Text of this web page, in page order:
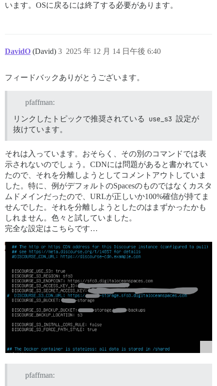
います。OSに戻るには終了する必要があります。
DavidO (David) 2025 年 12 月 14 日午後 6:40
3
フィードバックありがとうございます。
pfaffman:
リンクしたトピックで推奨されている
use_s3 設定が
抜けています。
それは入っています。おそらく、その別のコマンドでは表
示されないのでしょう。CDNには問題があると書かれてい
たので、それを分離しようとしてコメントアウトしていま
した。特に、例がデフォルトのSpacesのものではなくカスタ
ムドメインだったので、URLが正しいか100%確信が持てま
せんでした。それを分離しようとしたのはまずかったかも
しれません。色々と試していました。
完全な設定はこちらです…
pfaffman: